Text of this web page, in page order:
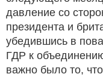
давление со
президента и
убедившись в
ГДР к
важно было то,